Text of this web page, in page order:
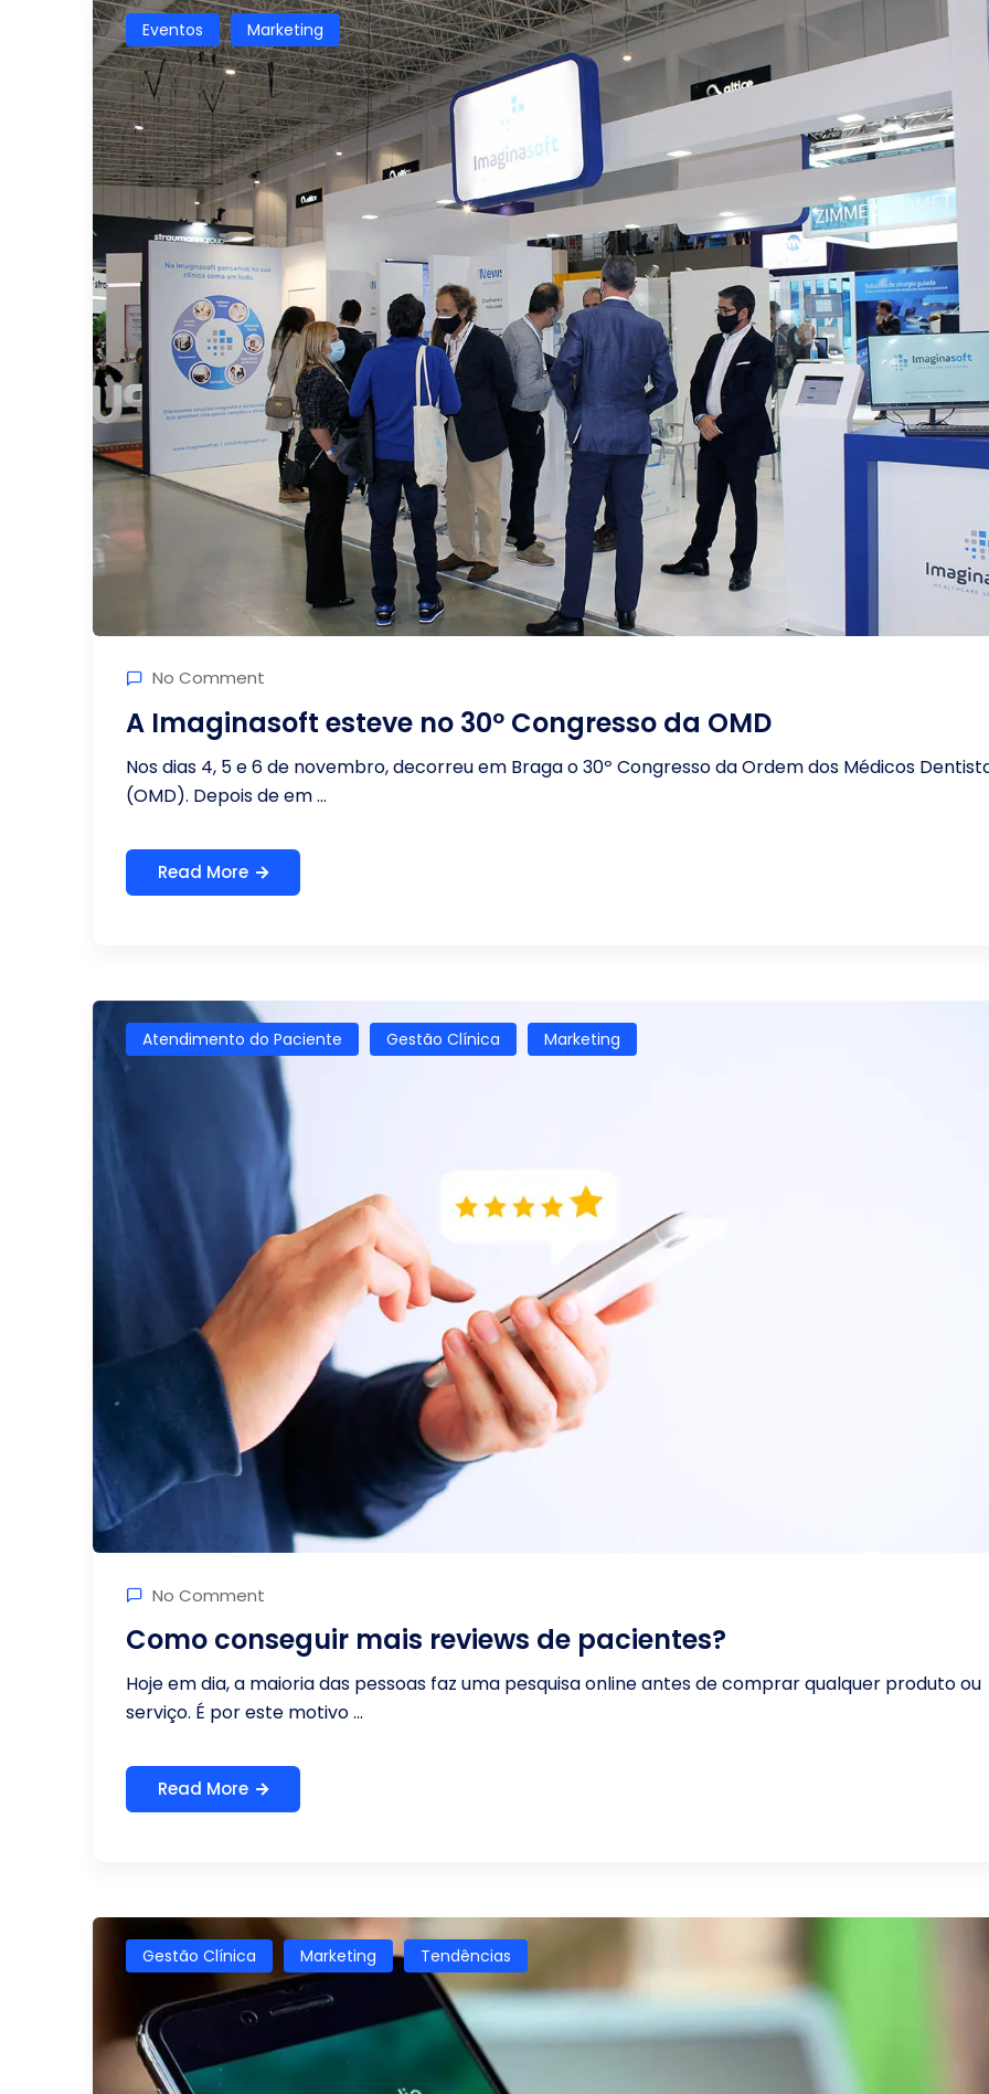
Eventos Marketing
No Comment
A Imaginasoft esteve no 30º Congresso da OMD
Nos dias 4, 5 e 6 de novembro, decorreu em Braga o 30º Congresso da Ordem dos Médicos
(OMD). Depois de em ...
Read More
Atendimento do Paciente Gestão Clínica Marketing
No Comment
Como conseguir mais reviews de pacientes?
Hoje em dia, a maioria das pessoas faz uma pesquisa online antes de comprar qualquer produto ou
serviço. É por este motivo ...
Read More
Gestão Clínica Marketing Tendências